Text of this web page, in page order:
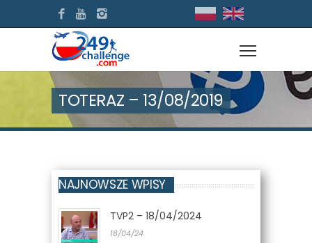
TOTERAZ – 13/08/2019
NAJNOWSZE WPISY
TVP2 – 18/04/2024
18/04/24